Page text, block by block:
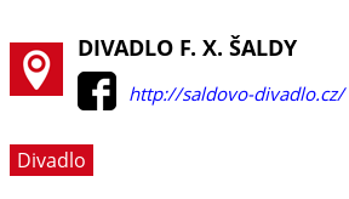
DIVADLO F. X. ŠALDY
http://saldovo-divadlo.cz/
Divadlo